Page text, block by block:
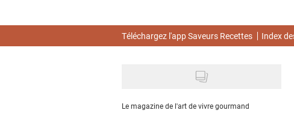
Téléchargez l'app Saveurs Recettes Index
Le magazine de l'art de vivre gourmand